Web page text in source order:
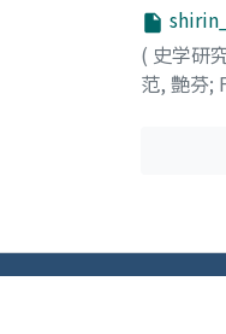
( 史学研
范, 艶芬;